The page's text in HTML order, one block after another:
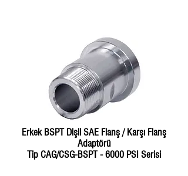
Erkek BSPT Dişli SAE Flanş / Karşı Flanş
Adaptörü
Tip CAG/CSG-BSPT - 6000 PSI Serisi